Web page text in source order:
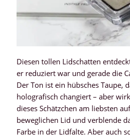
Diesen tollen Lidschatten
er reduziert war und gerade die
Der Ton ist ein hübsches Taupe,
holografisch changiert – aber
dieses Schätzchen am liebsten
beweglichen Lid und verblende
Farbe in der Lidfalte. Aber auch